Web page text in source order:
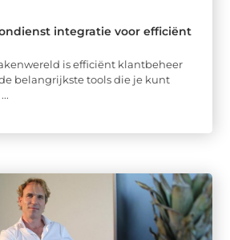
integratie voor efficiënt
is efficiënt klantbeheer
belangrijkste tools die je kunt